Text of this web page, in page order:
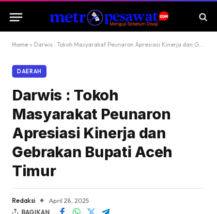
Home » Darwis : Tokoh Masyarakat Peunaron Apresiasi Kinerja dan Gebrakan Bupati Aceh Timur
DAERAH
Darwis : Tokoh
Masyarakat Peunaron
Apresiasi Kinerja dan
Gebrakan Bupati Aceh
Timur
Redaksi
April 28, 2025
BAGIKAN